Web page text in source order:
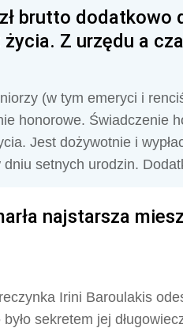
brutto dodatkowo
Z urzędu a
(w tym emeryci i
honorowe. Świadczenie
Jest dożywotnie i
setnych urodzin.
najstarsza
Irini Baroulakis
sekretem jej